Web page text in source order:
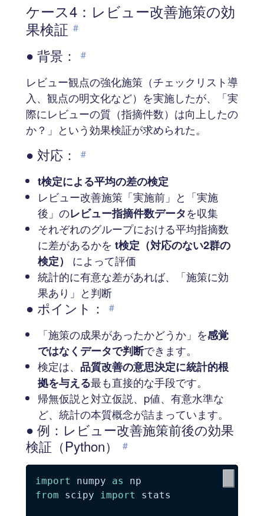
ケース4：レビュー改善施策の効
果検証 #
● 背景： #
レビュー観点の強化施策（チェックリスト導
入、観点の明文化など）を実施したが、「実
際にレビューの質（指摘件数）は向上したの
か？」という効果検証が求められた。
● 対応： #
t検定による平均の差の検定
レビュー改善施策「実施前」と「実施
後」のレビュー指摘件数データを収集
それぞれのグループにおける平均指摘数
に差があるかを t検定（対応のない2群の
検定）
によって評価
統計的に有意な差があれば、「施策に効
果あり」と判断
● ポイント： #
「施策の成果があったかどうか」を感覚
ではなくデータで判断できます。
検定は、 品質改善の意思決定に統計的根
拠を与える最も直接的な手段です。
帰無仮説と対立仮説、p値、有意水準な
ど、統計の本質概念が詰まっています。
● 例：レビュー改善施策前後の効果
検証（Python）
#
import numpy as
from scipy import stats